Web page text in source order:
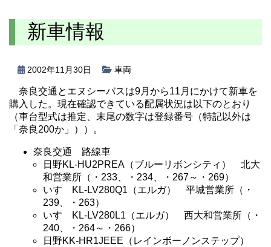
新車情報
2002年11月30日 車両
奈良交通とエヌシーバスは9月から11月にかけて新車を
購入した。現在確認できている配属状況は以下のとおり
（車台型式は推定、末尾の数字は登録番号（特記以外は
「奈良200か」））。
奈良交通 路線車
日野KL-HU2PREA（ブルーリボンシティ） 北大
和営業所（・233、・234、・267～・269）
いすゞKL-LV280Q1（エルガ） 平城営業所（・
239、・263）
いすゞKL-LV280L1（エルガ） 西大和営業所（・
240、・264～・266）
日野KK-HR1JEEE（レインボーノンステップ）